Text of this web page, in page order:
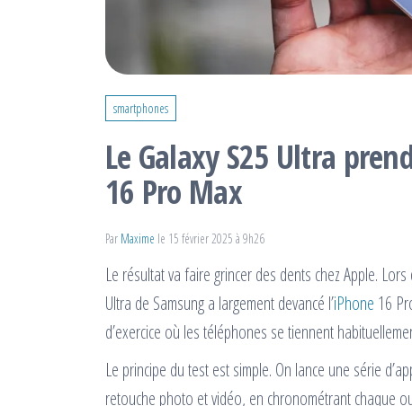
smartphones
Le Galaxy S25 Ultra
16 Pro Max
Par Maxime le 15 février 2025 à 9h26
Le résultat va faire grincer des dents chez Apple.
Ultra de Samsung a largement devancé l’iPhone 16
d’exercice où les téléphones se tiennent
Le principe du test est simple. On lance une série
retouche photo et vidéo, en chronométrant chaque